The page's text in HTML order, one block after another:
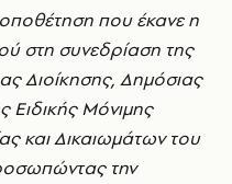
που έκανε η
στη συνεδρίαση της
Διοίκησης, Δημόσιας
Ειδικής Μόνιμης
και Δικαιωμάτων του
την